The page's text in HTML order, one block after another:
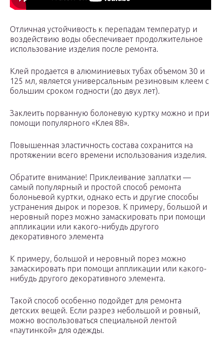
Отличная устойчивость к перепадам температур и
воздействию воды обеспечивает продолжительное
использование изделия после ремонта.
Клей продается в алюминиевых тубах объемом 30 и
125 мл, является универсальным резиновым клеем с
большим сроком годности (до двух лет).
Заклеить порванную болоневую куртку можно и при
помощи популярного «Клея 88».
Повышенная эластичность состава сохранится на
протяжении всего времени использования изделия.
Обратите внимание! Приклеивание заплатки —
самый популярный и простой способ ремонта
болоньевой куртки, однако есть и другие способы
устранения дырок и порезов. К примеру, большой и
неровный порез можно замаскировать при помощи
аппликации или какого-нибудь другого
декоративного элемента
К примеру, большой и неровный порез можно
замаскировать при помощи аппликации или какого-
нибудь другого декоративного элемента.
Такой способ особенно подойдет для ремонта
детских вещей. Если разрез небольшой и ровный,
можно воспользоваться специальной лентой
«паутинкой» для одежды.